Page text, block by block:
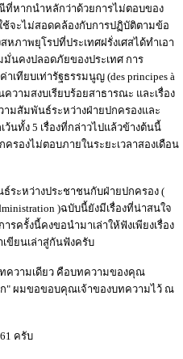
ณีที่หากนำหลักว่าด้วยการไม่ตอบของ
ช้จะไม่สอดคล้องกับการปฏิบัติตามข้อ
ภาพยุโรปที่ประเทศฝรั่งเศสได้ทำเอา
นคงปลอดภัยของประเทศ การ
ทียบเท่ารัฐธรรมนูญ (des principes à
ความสงบเรียบร้อยสาธารณะ และเรื่อง
ามสัมพันธ์ระหว่างฝ่ายปกครองและ
นทั้ง 5 เรื่องที่กล่าวไปแล้วข้างต้นนี้
รองไม่ตอบภายในระยะเวลาสองเดือน
ะหว่างประชาชนกับฝ่ายปกครอง (
)ฉบับนี้ยังมีเรื่องที่น่าสนใจ
ครั้งนี้คงขอนำมาเล่าให้ฟังเพียงเรื่อง
เขียนเล่าสู่กันฟังครับ
วามเดียว คือบทความของคุณ
ก" ผมขอขอบคุณเจ้าของบทความไว้ ณ
ครับ